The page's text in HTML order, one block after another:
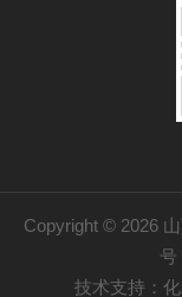
Copyright © 2026
号
技术支持：